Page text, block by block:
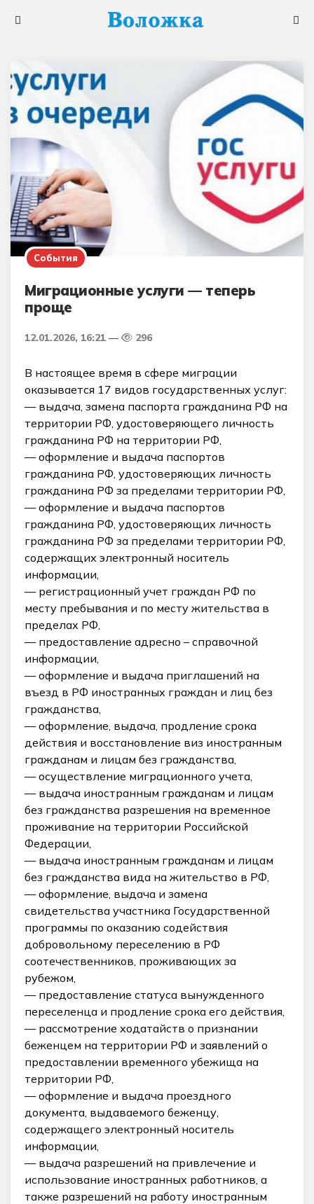
События
Миграционные услуги — теперь
проще
12.01.2026, 16:21 296
В настоящее время в сфере миграции
оказывается 17 видов государственных услуг:
— выдача, замена паспорта гражданина РФ на
территории РФ, удостоверяющего личность
гражданина РФ на территории РФ,
— оформление и выдача паспортов
гражданина РФ, удостоверяющих личность
гражданина РФ за пределами территории РФ,
— оформление и выдача паспортов
гражданина РФ, удостоверяющих личность
гражданина РФ за пределами территории РФ,
содержащих электронный носитель
информации,
— регистрационный учет граждан РФ по
месту пребывания и по месту жительства в
пределах РФ,
— предоставление адресно – справочной
информации,
— оформление и выдача приглашений на
въезд в РФ иностранных граждан и лиц без
гражданства,
— оформление, выдача, продление срока
действия и восстановление виз иностранным
гражданам и лицам без гражданства,
— осуществление миграционного учета,
— выдача иностранным гражданам и лицам
без гражданства разрешения на временное
проживание на территории Российской
Федерации,
— выдача иностранным гражданам и лицам
без гражданства вида на жительство в РФ,
— оформление, выдача и замена
свидетельства участника Государственной
программы по оказанию содействия
добровольному переселению в РФ
соотечественников, проживающих за
рубежом,
— предоставление статуса вынужденного
переселенца и продление срока его действия,
— рассмотрение ходатайств о признании
беженцем на территории РФ и заявлений о
предоставлении временного убежища на
территории РФ,
— оформление и выдача проездного
документа, выдаваемого беженцу,
содержащего электронный носитель
информации,
— выдача разрешений на привлечение и
использование иностранных работников, а
также разрешений на работу иностранным